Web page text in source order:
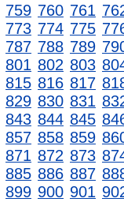
759 760 761
773 774 775
787 788 789
801 802 803
815 816 817
829 830 831
843 844 845
857 858 859
871 872 873
885 886 887
899 900 901